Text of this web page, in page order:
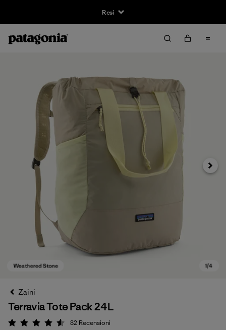
Resi
Avanti
Zaini
Terravia Tote Pack 24L
Valutazione: 4.6 / 5
82 Recensioni